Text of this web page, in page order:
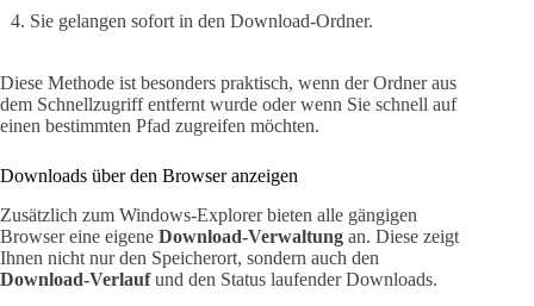
Sie gelangen sofort in den Download-Ordner.
Diese Methode ist besonders praktisch, wenn der Ordner aus
dem Schnellzugriff entfernt wurde oder wenn Sie schnell auf
einen bestimmten Pfad zugreifen möchten.
Downloads über den Browser anzeigen
Zusätzlich zum Windows-Explorer bieten alle gängigen
Browser eine eigene Download-Verwaltung an. Diese zeigt
Ihnen nicht nur den Speicherort, sondern auch den
Download-Verlaufund den Status laufender Downloads.